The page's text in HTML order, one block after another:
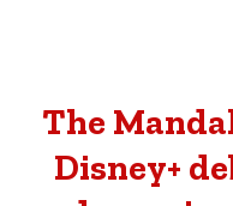
The
Disney+